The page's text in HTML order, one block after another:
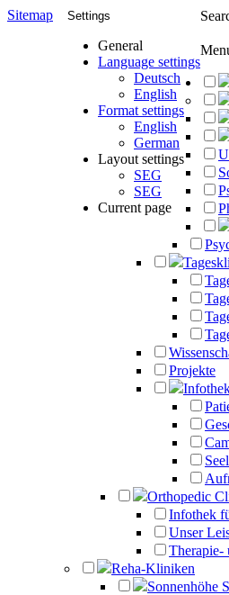
Sitemap Settings
General
Language settings
Deutsch
English
Format settings
English
German
Layout settings
SEG
SEG
Current page
Projekte
Orthopedic
Infothek
Unser
Therapie-
Reha-Kliniken
Sonnenhöhe